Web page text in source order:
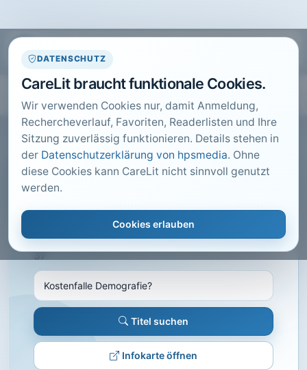
DATENSCHUTZ
CareLit braucht funktionale Cookies.
Wir verwenden Cookies nur, damit Anmeldung,
Rechercheverlauf, Favoriten, Readerlisten und Ihre
Sitzung zuverlässig funktionieren. Details stehen in
der Datenschutzerklärung von hpsmedia. Ohne
diese Cookies kann CareLit nicht sinnvoll genutzt
werden.
Cookies erlauben
CARELIT FACHARTIKEL
Kostenfalle Demografie?
Rödiger, T.; Paulus, T.; · Gesundheit +
Gesellschaft, Remagen · 2014 · Heft 5 · S. 33 bis
37
Titel suchen
Infokarte öffnen